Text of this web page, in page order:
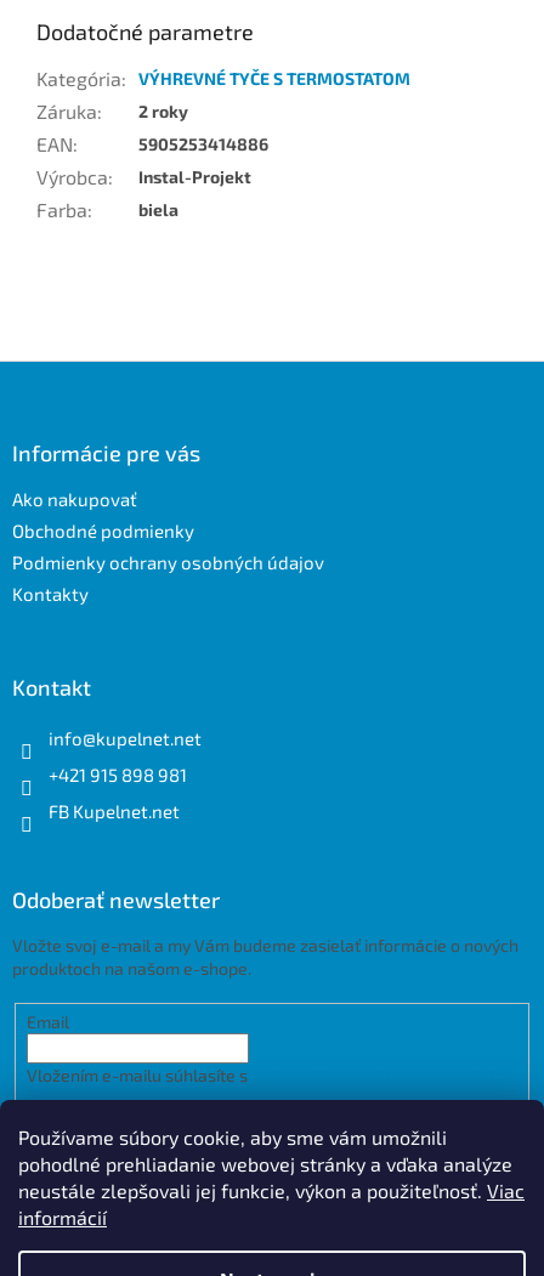
Používame súbory cookie, aby sme vám umožnili
pohodlné prehliadanie webovej stránky a vďaka analýze
neustále zlepšovali jej funkcie, výkon a použiteľnosť. Viac
informácií
Dodatočné parametre
Kategória: VÝHREVNÉ TYČE S TERMOSTATOM
Záruka: 2 roky
EAN: 5905253414886
Výrobca: Instal-Projekt
Farba: biela
Informácie pre vás
Ako nakupovať
Obchodné podmienky
Podmienky ochrany osobných údajov
Kontakty
Kontakt
info@kupelnet.net
+421 915 898 981
FB Kupelnet.net
Odoberať newsletter
Vložte svoj e-mail a my Vám budeme zasielať informácie o nových
produktoch na našom e-shope.
Email
Vložením e-mailu súhlasíte s
údajov
PRIHLÁSIŤ SA